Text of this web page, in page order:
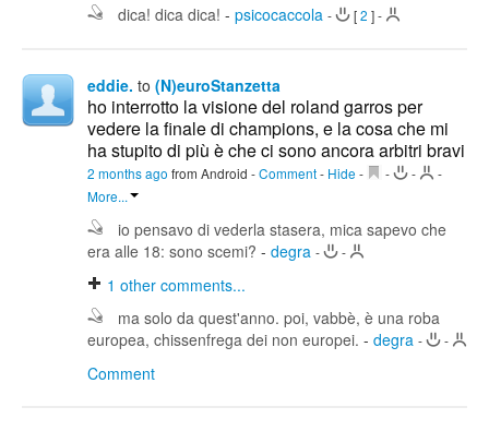
dica! dica dica! - psicocaccola - [2 ]-
eddie. to (N)euroStanzetta
ho interrotto la visione del roland garros per
vedere la finale di champions, e la cosa che mi
ha stupito di più è che ci sono ancora arbitri bravi
2 months ago from Android -Comment- Hide - - -
-
More...
io pensavo di vederla stasera, mica sapevo che
era alle 18: sono scemi? - degra - -
1 other comments...
ma solo da quest'anno. poi, vabbè, è una roba
europea, chissenfrega dei non europei. - degra - -
Comment